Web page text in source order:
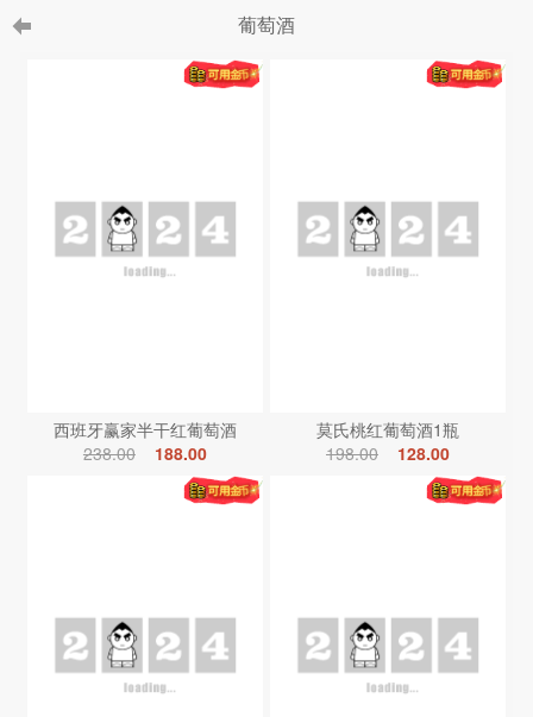
葡萄酒
西班牙赢家半干红葡萄酒
238.00
188.00
莫氏桃红葡萄酒1瓶
198.00
128.00